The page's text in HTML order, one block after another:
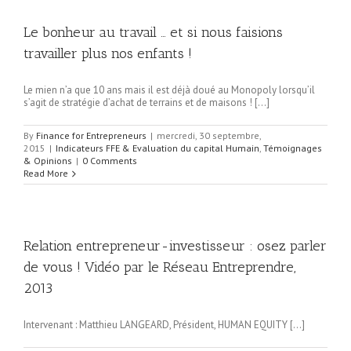
Le bonheur au travail … et si nous faisions
travailler plus nos enfants !
Le mien n’a que 10 ans mais il est déjà doué au Monopoly lorsqu’il
s’agit de stratégie d’achat de terrains et de maisons ! […]
By Finance for Entrepreneurs | mercredi, 30 septembre,
2015 | Indicateurs FFE & Evaluation du capital Humain, Témoignages
& Opinions | 0 Comments
Read More
Relation entrepreneur-investisseur : osez parler
de vous ! Vidéo par le Réseau Entreprendre,
2013
Intervenant : Matthieu LANGEARD, Président, HUMAN EQUITY […]